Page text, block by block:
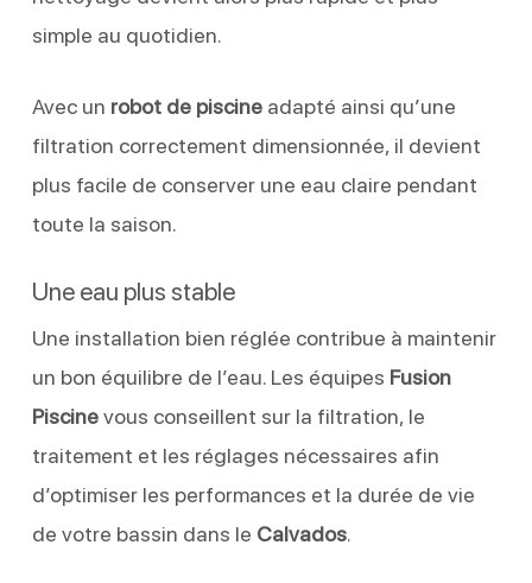
simple au quotidien.
Avec un robot de piscineadapté ainsi qu’une
filtration correctement dimensionnée, il devient
plus facile de conserver une eau claire pendant
toute la saison.
Une eau plus stable
Une installation bien réglée contribue à maintenir
un bon équilibre de l’eau. Les équipes Fusion
Piscinevous conseillent sur la filtration, le
traitement et les réglages nécessaires afin
d’optimiser les performances et la durée de vie
de votre bassin dans le Calvados.